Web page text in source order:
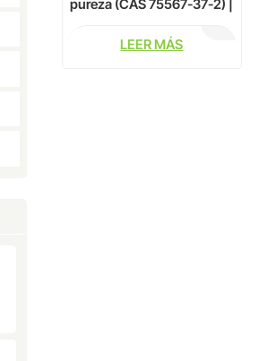
pureza (CAS 75567-37-2) |
de investigación ≥98 %
LEER MÁS